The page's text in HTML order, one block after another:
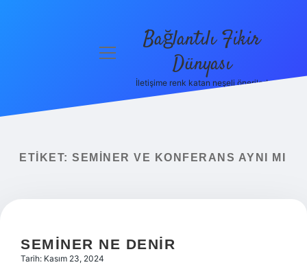
menüyü
Bağlantılı Fikir
Dünyası
İletişime renk katan neşeli öneriler!
ETIKET: SEMINER VE KONFERANS AYNI MI
SEMINER NE DENIR
Tarih: Kasım 23, 2024